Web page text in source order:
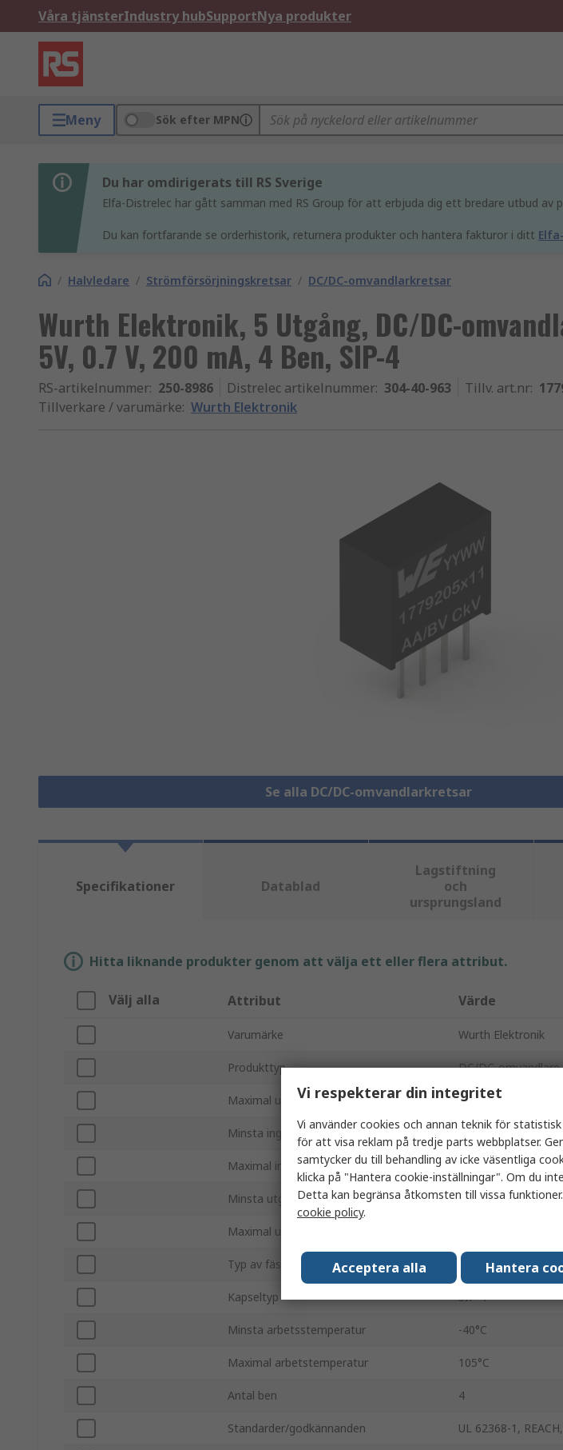
Våra tjänsterIndustry hubSupportNya produkter
Meny Sök efter MPN
Du har omdirigerats till RS Sverige
Elfa-Distrelec har gått samman med RS Group för att erbjuda dig ett bredare utbud av
Du kan fortfarande se orderhistorik, returnera produkter och hantera fakturor i ditt
/ Halvledare / Strömförsörjningskretsar / DC/DC-omvandlarkretsar
Wurth Elektronik, 5 Utgång, DC/DC-
5V, 0.7 V, 200 mA, 4 Ben, SIP-4
RS-artikelnummer: 250-8986 Distrelec artikelnummer: 304-40-963 Tillv. art.nr:
Tillverkare / varumärke: Wurth Elektronik
Se alla DC/DC-omvandlarkretsar
Specifikationer Datablad
Lagstiftning
och
ursprungsland
Hitta liknande produkter genom att välja ett eller flera attribut.
Välj alla Attribut Värde
Varumärke Wurth Elektronik
Produkttyp DC/DC-omvandlare
Maximal utgångsspänning 5V
Minsta ingångsspänning 4.5V
Maximal ingångsspänning 5.5V
Minsta utgångsström 200mA
Maximal utgångsström
Typ av fäste Genomgående hål
Kapseltyp SIP-4
Minsta arbetsstemperatur -40°C
Maximal arbetstemperatur 105°C
Antal ben 4
Standarder/godkännanden UL 62368-1,
Vi respekterar din integritet
Vi använder cookies och annan teknik för
för att visa reklam på tredje parts webbplatser.
samtycker du till behandling av icke väsentliga
klicka på "Hantera cookie-inställningar". Om du
Detta kan begränsa åtkomsten till vissa
cookie policy.
Acceptera alla Hantera